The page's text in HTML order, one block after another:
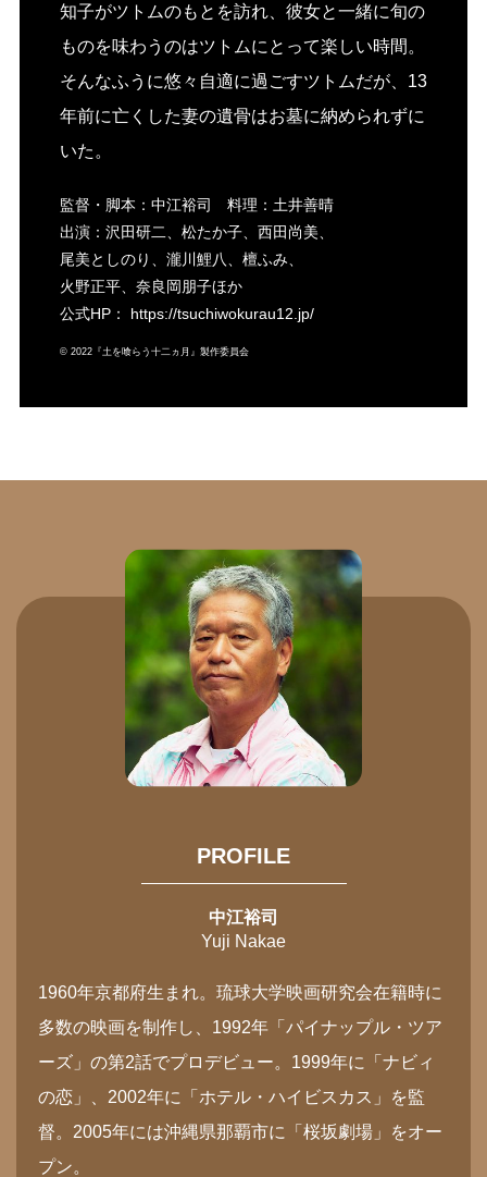
知子がツトムのもとを訪れ、彼女と一緒に旬の
ものを味わうのはツトムにとって楽しい時間。
そんなふうに悠々自適に過ごすツトムだが、13
年前に亡くした妻の遺骨はお墓に納められずに
いた。
監督・脚本：中江裕司 料理：土井善晴
出演：沢田研二、松たか子、西田尚美、
尾美としのり、瀧川鯉八、檀ふみ、
火野正平、奈良岡朋子ほか
公式HP： https://tsuchiwokurau12.jp/
© 2022『土を喰らう十二ヵ月』製作委員会
PROFILE
中江裕司
Yuji Nakae
1960年京都府生まれ。琉球大学映画研究会在籍時に
多数の映画を制作し、1992年「パイナップル・ツア
ーズ」の第2話でプロデビュー。1999年に「ナビィ
の恋」、2002年に「ホテル・ハイビスカス」を監
督。2005年には沖縄県那覇市に「桜坂劇場」をオー
プン。